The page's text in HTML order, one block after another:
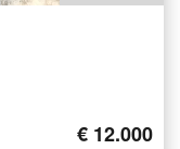
€ 12.000